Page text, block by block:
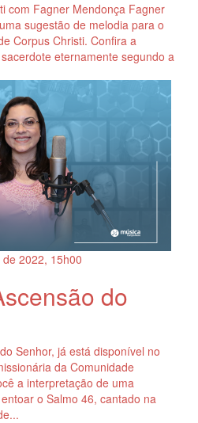
com Fagner Mendonça Fagner
sugestão de melodia para o
Corpus Christi. Confira a
eternamente segundo a
de 2022, 15h00
do
Senhor, já está disponível no
da Comunidade
a interpretação de uma
o Salmo 46, cantado na